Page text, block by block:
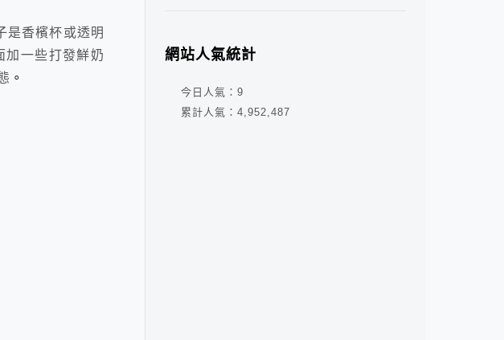
是香檳杯或透明
加一些打發鮮奶
。
網站人氣統計
今日人氣： 9
累計人氣： 4,952,487